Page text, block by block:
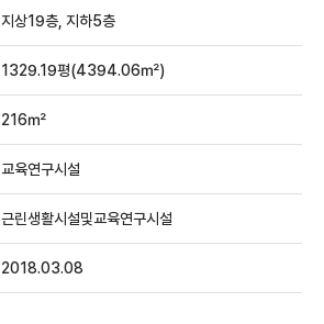
지상19층, 지하5층
1329.19평(4394.06㎡)
216㎡
교육연구시설
근린생활시설및교육연구시설
2018.03.08